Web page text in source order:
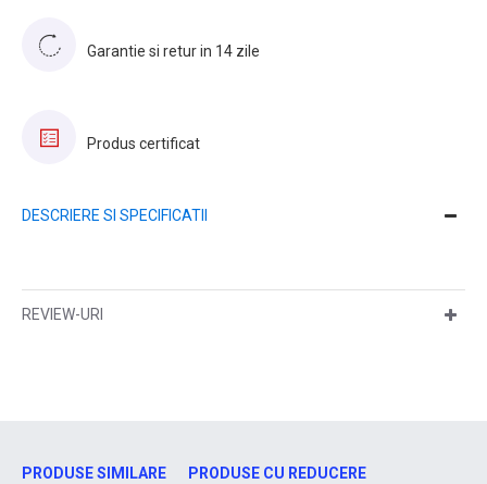
Garantie si retur in 14 zile
Produs certificat
DESCRIERE SI SPECIFICATII
REVIEW-URI
PRODUSE SIMILARE PRODUSE CU REDUCERE